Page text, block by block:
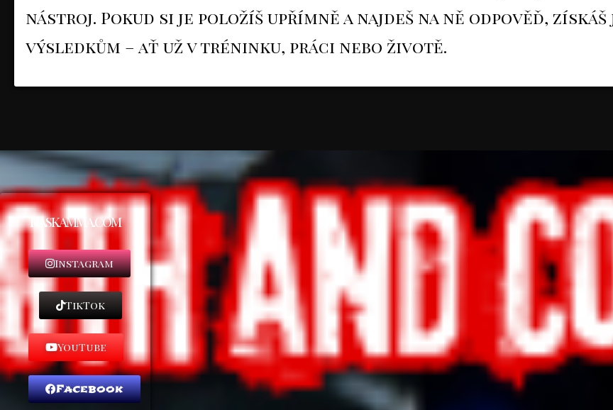
nástroj. Pokud si je položíš upřímně a najdeš na ně odpověď,
výsledkům – ať už v tréninku, práci nebo životě.
haskamma.com
Instagram
TikTok
YouTube
Facebook